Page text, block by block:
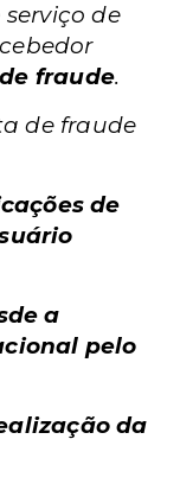
de
fraude.
de fraude
de
a
pelo
da